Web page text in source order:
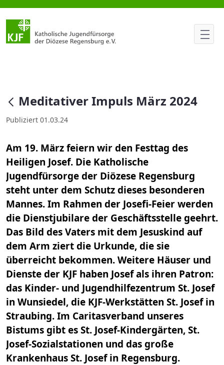
Meditativer Impuls März 2024
null
Meditativer Impuls März 2024
Publiziert 01.03.24
Am 19. März feiern wir den Festtag des
Heiligen Josef. Die Katholische
Jugendfürsorge der Diözese Regensburg
steht unter dem Schutz dieses besonderen
Mannes. Im Rahmen der Josefi-Feier werden
die Dienstjubilare der Geschäftsstelle geehrt.
Das Bild des Vaters mit dem Jesuskind auf
dem Arm ziert die Urkunde, die sie
überreicht bekommen. Weitere Häuser und
Dienste der KJF haben Josef als ihren Patron:
das Kinder- und Jugendhilfezentrum St. Josef
in Wunsiedel, die KJF-Werkstätten St. Josef in
Straubing. Im Caritasverband unseres
Bistums gibt es St. Josef-Kindergärten, St.
Josef-Sozialstationen und das große
Krankenhaus St. Josef in Regensburg.